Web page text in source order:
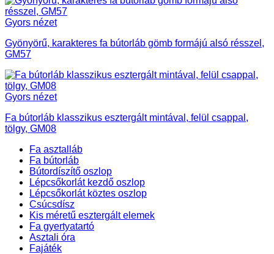
Gyors nézet
Gyönyörű, karakteres fa bútorláb gömb formájú alsó résszel,
GM57
Gyors nézet
Fa bútorláb klasszikus esztergált mintával, felül csappal,
tölgy, GM08
Fa asztalláb
Fa bútorláb
Bútordíszítő oszlop
Lépcsőkorlát kezdő oszlop
Lépcsőkorlát köztes oszlop
Csúcsdísz
Kis méretű esztergált elemek
Fa gyertyatartó
Asztali óra
Fajáték